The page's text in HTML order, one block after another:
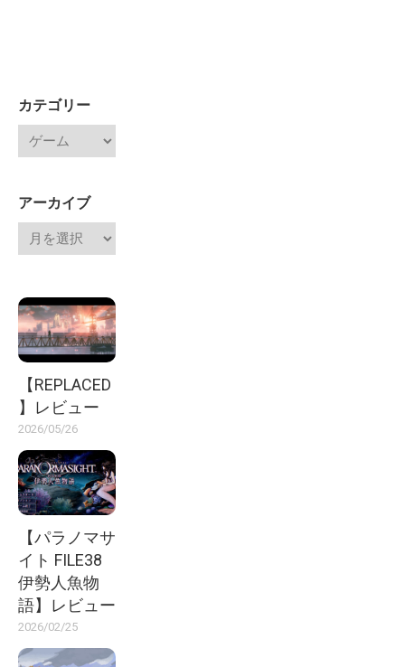
カテゴリー
アーカイブ
【REPLACED
】レビュー
2026/05/26
【パラノマサ
イト FILE38
伊勢人魚物
語】レビュー
2026/02/25